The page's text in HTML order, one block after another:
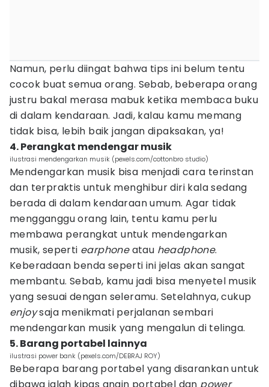
Namun, perlu diingat bahwa tips ini belum tentu
cocok buat semua orang. Sebab, beberapa orang
justru bakal merasa mabuk ketika membaca buku
di dalam kendaraan. Jadi, kalau kamu memang
tidak bisa, lebih baik jangan dipaksakan, ya!
4. Perangkat mendengar musik
ilustrasi mendengarkan musik (pexels.com/cottonbro studio)
Mendengarkan musik bisa menjadi cara terinstan
dan terpraktis untuk menghibur diri kala sedang
berada di dalam kendaraan umum. Agar tidak
mengganggu orang lain, tentu kamu perlu
membawa perangkat untuk mendengarkan
musik, seperti earphoneatau headphone.
Keberadaan benda seperti ini jelas akan sangat
membantu. Sebab, kamu jadi bisa menyetel musik
yang sesuai dengan seleramu. Setelahnya, cukup
enjoysaja menikmati perjalanan sembari
mendengarkan musik yang mengalun di telinga.
5. Barang portabel lainnya
ilustrasi power bank (pexels.com/DEBRAJ ROY)
Beberapa barang portabel yang disarankan untuk